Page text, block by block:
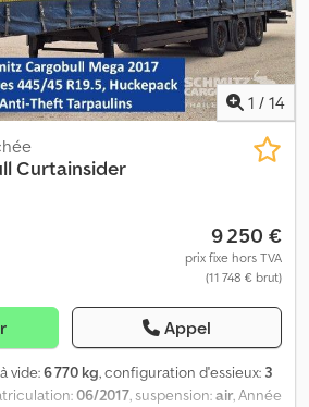
1 / 14
Curtainsider
9 250 €
prix fixe hors TVA
(11 748 € brut)
Appel
vide:6 770 kg, configuration d'essieux: 3
06/2017, suspension:air, Année